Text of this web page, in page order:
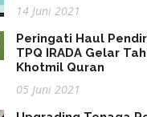
14 Juni 2021
Peringati Haul
TPQ IRADA Gelar
Khotmil Quran
05 Juni 2021